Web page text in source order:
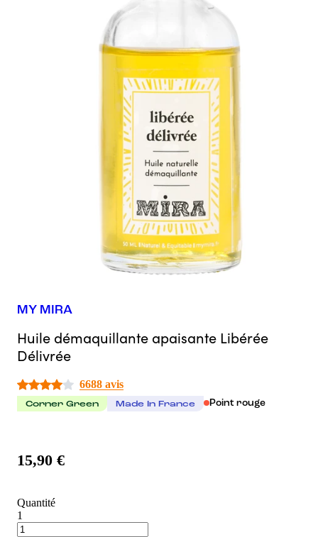
MY MIRA
Huile démaquillante apaisante Libérée
Délivrée
6688 avis
Corner Green Made In France Point rouge
15,90 €
Quantité
1